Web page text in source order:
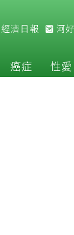
經濟日報 河
癌症 性愛